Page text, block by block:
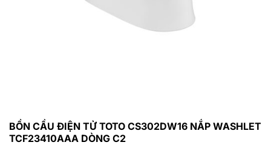
BỒN CẦU ĐIỆN TỬ TOTO CS302DW16 NẮP WASHLET
TCF23410AAA DÒNG C2